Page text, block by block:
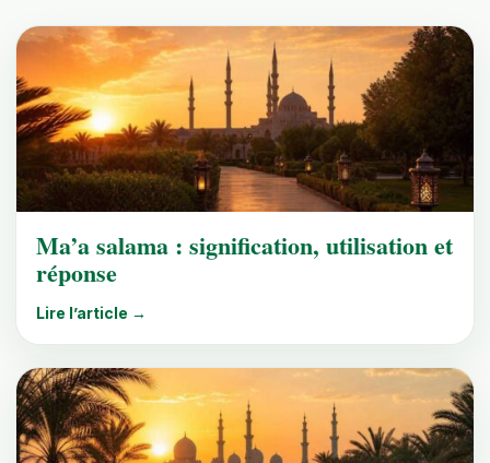
Ma’a salama : signification, utilisation et
réponse
Lire l’article →